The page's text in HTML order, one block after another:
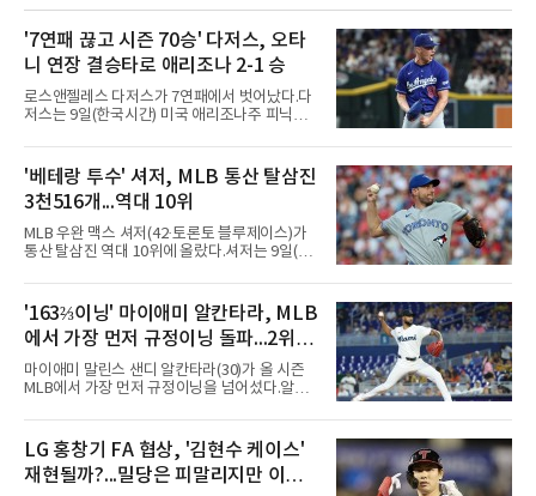
'7연패 끊고 시즌 70승' 다저스, 오타
니 연장 결승타로 애리조나 2-1 승
로스앤젤레스 다저스가 7연패에서 벗어났다.다
저스는 9일(한국시간) 미국 애리조나주 피닉스
아몬드백스전에서 2-1로 이겼다. 8회 카일 터커
의 솔로 홈런으로 앞섰으나 9회말 마무리 에드
윈 디아스가 헤랄도 페르도모와 코빈 캐럴에게
연속 3루타를 맞고 동점을 허용했다.수술과 재
활을 마치고 지난달 30일 복귀한 디아스는 전날
끝내기 역전 홈런에 이어 이틀 연속 무너졌다. 다
만 무사 3루를 실점 없이 넘겨 경기는 연장으로
이어가 1사 1, 3루에서 병살타를 유도했다.시즌
70승 47패가 된 다저스는 지구
'베테랑 투수' 셔저, MLB 통산 탈삼진
3천516개...역대 10위
MLB 우완 맥스 셔저(42·토론토 블루제이스)가
통산 탈삼진 역대 10위에 올랐다.셔저는 9일(한
서 열린 필라델피아 필리스와의 원정 경기에 선
발 등판해 5⅓이닝 4탈삼진을 기록, 통산 3천
516개를 쌓아 월터 존슨(3천515개)을 1개 차로
제쳤다.이 부문 1위는 놀런 라이언(5천714개)이
며 랜디 존슨(4천875개), 로저 클레먼스(4천672
개), 스티브 칼턴(4천136개)이 뒤를 잇는다.현역
중에서는 올 시즌 후 은퇴하는 통산 8위 저스틴
두 2위다. 올해 토론토와 1년 300만 달러에 재계
약한 그는 9위 게일로드 페리(3
'163⅔이닝' 마이애미 알칸타라, MLB
에서 가장 먼저 규정이닝 돌파...2위와
14이닝 차
마이애미 말린스 샌디 알칸타라(30)가 올 시즌
MLB에서 가장 먼저 규정이닝을 넘어섰다.알칸
크에서 열린 로스앤젤레스 에인절스전에 선발
등판해 7이닝 3피안타 무실점을 기록, 7-0 승리
를 이끌며 시즌 13승(6패)을 올렸다. 평균자책점
은 3.52로 떨어졌고, 3회를 마쳤을 때 통산 1천
LG 홍창기 FA 협상, '김현수 케이스'
재현될까?...밀당은 피말리지만 이적